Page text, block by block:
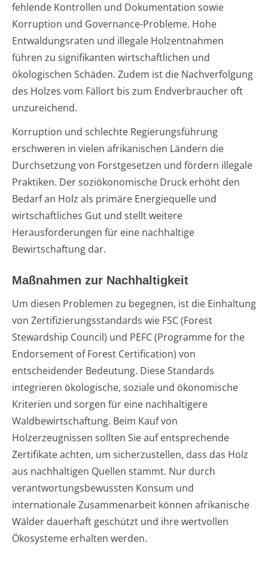
fehlende Kontrollen und Dokumentation sowie
Korruption und Governance-Probleme. Hohe
Entwaldungsraten und illegale Holzentnahmen
führen zu signifikanten wirtschaftlichen und
ökologischen Schäden. Zudem ist die Nachverfolgung
des Holzes vom Fällort bis zum Endverbraucher oft
unzureichend.
Korruption und schlechte Regierungsführung
erschweren in vielen afrikanischen Ländern die
Durchsetzung von Forstgesetzen und fördern illegale
Praktiken. Der soziökonomische Druck erhöht den
Bedarf an Holz als primäre Energiequelle und
wirtschaftliches Gut und stellt weitere
Herausforderungen für eine nachhaltige
Bewirtschaftung dar.
Maßnahmen zur Nachhaltigkeit
Um diesen Problemen zu begegnen, ist die Einhaltung
von Zertifizierungsstandards wie FSC (Forest
Stewardship Council) und PEFC (Programme for the
Endorsement of Forest Certification) von
entscheidender Bedeutung. Diese Standards
integrieren ökologische, soziale und ökonomische
Kriterien und sorgen für eine nachhaltigere
Waldbewirtschaftung. Beim Kauf von
Holzerzeugnissen sollten Sie auf entsprechende
Zertifikate achten, um sicherzustellen, dass das Holz
aus nachhaltigen Quellen stammt. Nur durch
verantwortungsbewussten Konsum und
internationale Zusammenarbeit können afrikanische
Wälder dauerhaft geschützt und ihre wertvollen
Ökosysteme erhalten werden.